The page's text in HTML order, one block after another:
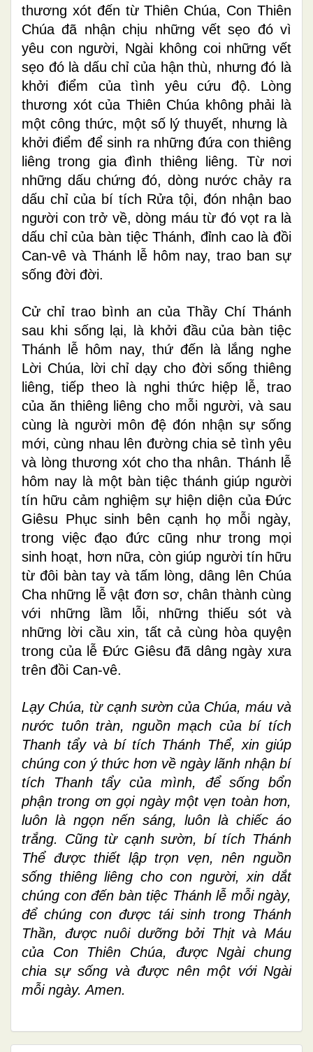
thương xót đến từ Thiên Chúa, Con Thiên
Chúa đã nhận chịu những vết sẹo đó vì
yêu con người, Ngài không coi những vết
sẹo đó là dấu chỉ của hận thù, nhưng đó là
khởi điểm của tình yêu cứu độ. Lòng
thương xót của Thiên Chúa không phải là
một công thức, một số lý thuyết, nhưng là
khởi điểm để sinh ra những đứa con thiêng
liêng trong gia đình thiêng liêng. Từ nơi
những dấu chứng đó, dòng nước chảy ra
dấu chỉ của bí tích Rửa tội, đón nhận bao
người con trở về, dòng máu từ đó vọt ra là
dấu chỉ của bàn tiệc Thánh, đỉnh cao là đồi
Can-vê và Thánh lễ hôm nay, trao ban sự
sống đời đời.
Cử chỉ trao bình an của Thầy Chí Thánh
sau khi sống lại, là khởi đầu của bàn tiệc
Thánh lễ hôm nay, thứ đến là lắng nghe
Lời Chúa, lời chỉ dạy cho đời sống thiêng
liêng, tiếp theo là nghi thức hiệp lễ, trao
của ăn thiêng liêng cho mỗi người, và sau
cùng là người môn đệ đón nhận sự sống
mới, cùng nhau lên đường chia sẻ tình yêu
và lòng thương xót cho tha nhân. Thánh lễ
hôm nay là một bàn tiệc thánh giúp người
tín hữu cảm nghiệm sự hiện diện của Đức
Giêsu Phục sinh bên cạnh họ mỗi ngày,
trong việc đạo đức cũng như trong mọi
sinh hoạt, hơn nữa, còn giúp người tín hữu
từ đôi bàn tay và tấm lòng, dâng lên Chúa
Cha những lễ vật đơn sơ, chân thành cùng
với những lầm lỗi, những thiếu sót và
những lời cầu xin, tất cả cùng hòa quyện
trong của lễ Đức Giêsu đã dâng ngày xưa
trên đồi Can-vê.
Lạy Chúa, từ cạnh sườn của Chúa, máu và
nước tuôn tràn, nguồn mạch của bí tích
Thanh tẩy và bí tích Thánh Thể, xin giúp
chúng con ý thức hơn về ngày lãnh nhận bí
tích Thanh tẩy của mình, để sống bổn
phận trong ơn gọi ngày một vẹn toàn hơn,
luôn là ngọn nến sáng, luôn là chiếc áo
trắng. Cũng từ cạnh sườn, bí tích Thánh
Thể được thiết lập trọn vẹn, nên nguồn
sống thiêng liêng cho con người, xin dắt
chúng con đến bàn tiệc Thánh lễ mỗi ngày,
để chúng con được tái sinh trong Thánh
Thần, được nuôi dưỡng bởi Thịt và Máu
của Con Thiên Chúa, được Ngài chung
chia sự sống và được nên một với Ngài
mỗi ngày. Amen.